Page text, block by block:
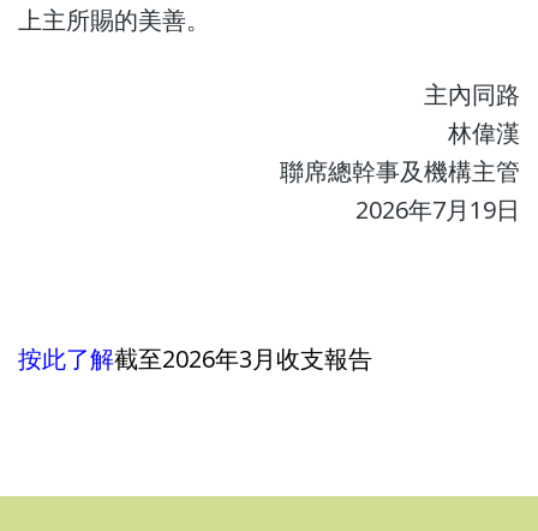
上主所賜的美善。
主內同路
林偉漢
聯席總幹事及機構主管
2026年7月19日
按此了解截至2026年3月收支報告